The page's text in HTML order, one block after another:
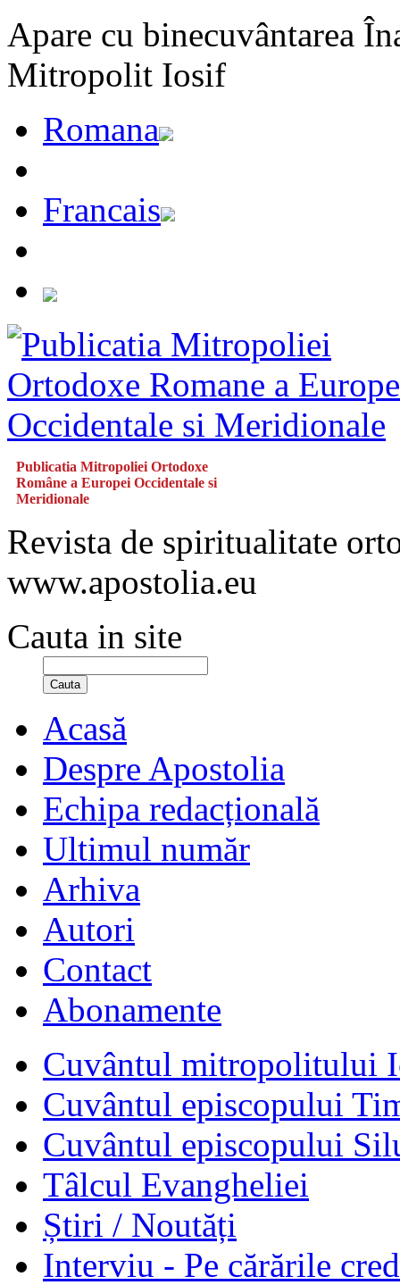
Apare cu binecuvântarea
Mitropolit Iosif
Romana
Francais
Publicatia Mitropoliei Ortodoxe
Române a Europei Occidentale si
Meridionale
Revista de spiritualitate
www.apostolia.eu
Cauta in site
Cauta
Acasă
Despre Apostolia
Echipa redacțională
Ultimul număr
Arhiva
Autori
Contact
Abonamente
Cuvântul mitropolitului
Cuvântul episcopului
Cuvântul episcopului
Tâlcul Evangheliei
Știri / Noutăți
Interviu - Pe cărările